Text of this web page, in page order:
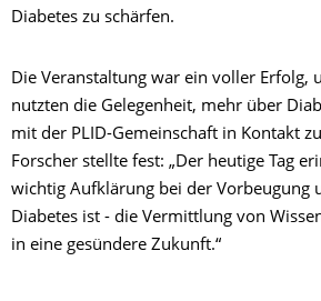
Diabetes zu schärfen.
Die Veranstaltung war ein voller Erfolg,
nutzten die Gelegenheit, mehr über
mit der PLID-Gemeinschaft in Kontakt
Forscher stellte fest: „Der heutige Tag
wichtig Aufklärung bei der Vorbeugung
Diabetes ist - die Vermittlung von
in eine gesündere Zukunft.“